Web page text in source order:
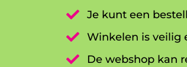
 Je kunt een
 Winkelen is veilig

De webshop kan